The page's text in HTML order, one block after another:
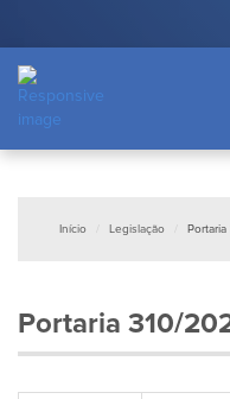
Início Legislação
Portaria 310/